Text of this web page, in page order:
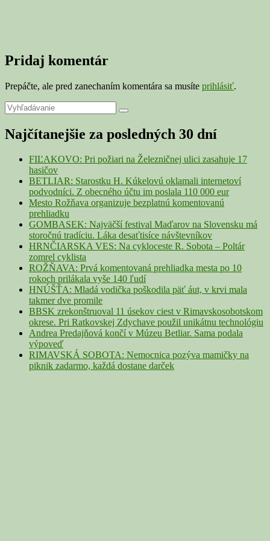
Pridaj komentár
Prepáčte, ale pred zanechaním komentára sa musíte prihlásiť.
Primary
Sidebar
Widget
Area
Search
for:
Search
Najčítanejšie za posledných 30 dní
FIĽAKOVO: Pri požiari na Železničnej ulici zasahuje 17
hasičov
BETLIAR: Starostku H. Kúkelovú oklamali internetoví
podvodníci. Z obecného účtu im poslala 110 000 eur
Mesto Rožňava organizuje bezplatnú komentovanú
prehliadku
GOMBASEK: Najväčší festival Maďarov na Slovensku má
storočnú tradíciu. Láka desaťtisíce návštevníkov
HRNČIARSKA VES: Na cykloceste R. Sobota – Poltár
zomrel cyklista
ROŽŇAVA: Prvá komentovaná prehliadka mesta po 10
rokoch prilákala vyše 140 ľudí
HNÚŠŤA: Mladá vodička poškodila päť áut, v krvi mala
takmer dve promile
BBSK zrekonštruoval 11 úsekov ciest v Rimavskosobotskom
okrese. Pri Ratkovskej Zdychave použil unikátnu technológiu
Andrea Predajňová končí v Múzeu Betliar. Sama podala
výpoveď
RIMAVSKÁ SOBOTA: Nemocnica pozýva mamičky na
piknik zadarmo, každá dostane darček